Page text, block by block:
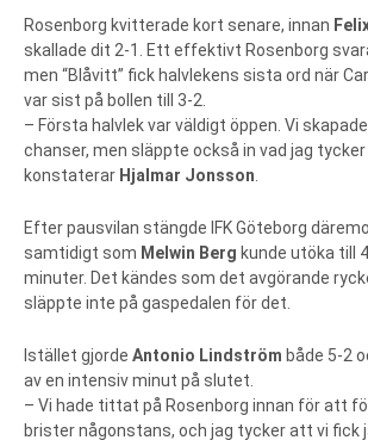
Rosenborg kvitterade kort senare, innan
skallade dit 2-1. Ett effektivt Rosenborg
men “Blåvitt” fick halvlekens sista ord när
var sist på bollen till 3-2.
– Första halvlek var väldigt öppen. Vi
chanser, men släppte också in vad jag
konstaterar Hjalmar Jonsson
Efter pausvilan stängde IFK Göteborg
samtidigt som Melwin Berg kunde utöka till
minuter. Det kändes som det avgörande
släppte inte på gaspedalen för det.
Istället gjorde Antonio Lindström både 5-2
av en intensiv minut på slutet.
– Vi hade tittat på Rosenborg innan för att
brister någonstans, och jag tycker att vi